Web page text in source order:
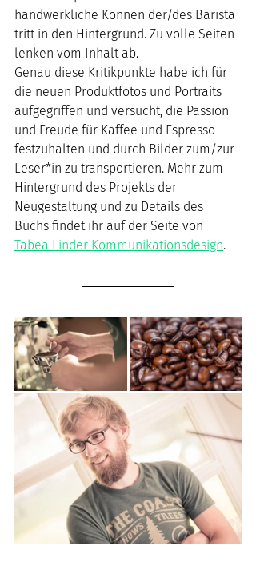
handwerkliche Können der/des Barista
tritt in den Hintergrund. Zu volle Seiten
lenken vom Inhalt ab.
Genau diese Kritikpunkte habe ich für
die neuen Produktfotos und Portraits
aufgegriffen und versucht, die Passion
und Freude für Kaffee und Espresso
festzuhalten und durch Bilder zum/zur
Leser*in zu transportieren. Mehr zum
Hintergrund des Projekts der
Neugestaltung und zu Details des
Buchs findet ihr auf der Seite von
Tabea Linder Kommunikationsdesign.